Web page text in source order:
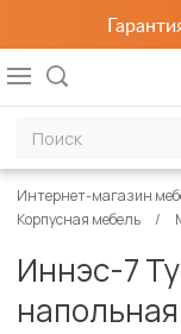
Интернет-магазин
Корпусная мебель
Иннэс-7